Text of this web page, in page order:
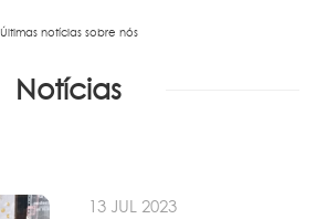
Últimas notícias sobre nós
Notícias
13 JUL 2023